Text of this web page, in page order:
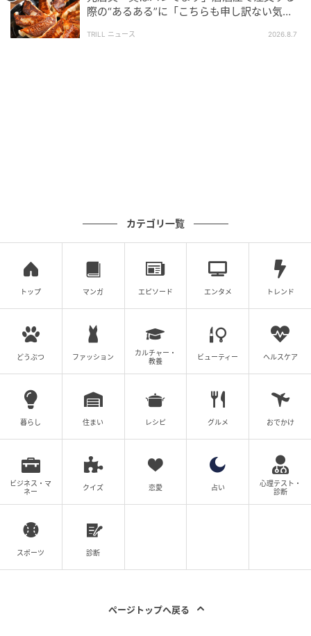
「〇〇（新郎の名前）君！君は○○ちゃんと結婚でき
て幸せ者！まさに逆玉‼
「披露宴は中盤ですが、ここでお開きにします。来て
くださった皆様、ありがとうございました。○○家
（新郎家）の方々には、嫌な思いをさせてしまいすみ
私は〇〇君もご両親も、自分の家族や親族より大好き
で信頼しています。私は自分の家と縁を切って嫁ぎま
す。本当の娘にしてください。よろしくお願いしま
す。」
と涙を流しながら話して、披露宴会場から出ていかれ
ました。
すぐに駆け付けたのは、新郎と新郎のご両親でした。
控室でずっと一緒に手を取り合って話していた光景
今現在、このご両家がどのようになっているのかはわ
際の“あるある”に「こちらも申し訳ない気持
TRILL ニュース 2026.8.7
カテゴリ一覧
トップ マンガ エピソード エンタメ トレンド
どうぶつ ファッション
カルチャー・
教養
ビューティー ヘルスケア
暮らし 住まい レシピ グルメ おでかけ
ビジネス・マ
ネー
クイズ 恋愛 占い
心理テスト・
診断
スポーツ 診断
ページトップへ戻る